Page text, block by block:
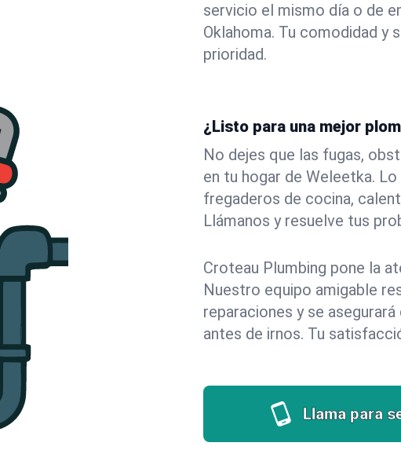
servicio el mismo día o de
Oklahoma. Tu comodidad y
prioridad.
¿Listo para una mejor
No dejes que las fugas,
en tu hogar de Weleetka.
fregaderos de cocina,
Llámanos y resuelve tus
Croteau Plumbing pone la
Nuestro equipo amigable
reparaciones y se
antes de irnos. Tu
Llama para